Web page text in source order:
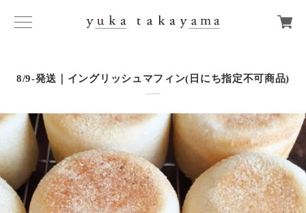
8/9-発送｜イングリッシュマフィン(日にち指定不可商品)